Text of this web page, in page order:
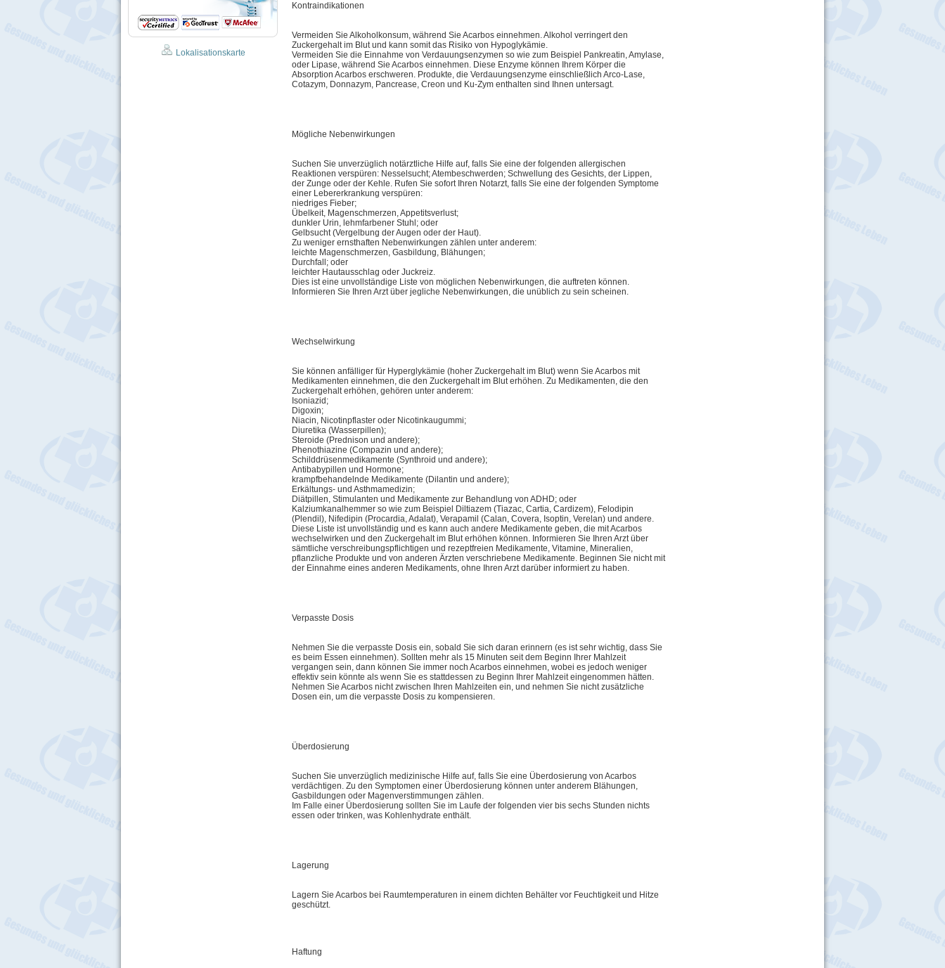
Lokalisationskarte
Kontraindikationen
Vermeiden Sie Alkoholkonsum, während Sie Acarbos einnehmen. Alkohol verringert den
Zuckergehalt im Blut und kann somit das Risiko von Hypoglykämie.
Vermeiden Sie die Einnahme von Verdauungsenzymen so wie zum Beispiel Pankreatin, Amylase,
oder Lipase, während Sie Acarbos einnehmen. Diese Enzyme können Ihrem Körper die
Absorption Acarbos erschweren. Produkte, die Verdauungsenzyme einschließlich Arco-Lase,
Cotazym, Donnazym, Pancrease, Creon und Ku-Zym enthalten sind Ihnen untersagt.
Mögliche Nebenwirkungen
Suchen Sie unverzüglich notärztliche Hilfe auf, falls Sie eine der folgenden allergischen
Reaktionen verspüren: Nesselsucht; Atembeschwerden; Schwellung des Gesichts, der Lippen,
der Zunge oder der Kehle. Rufen Sie sofort Ihren Notarzt, falls Sie eine der folgenden Symptome
einer Lebererkrankung verspüren:
niedriges Fieber;
Übelkeit, Magenschmerzen, Appetitsverlust;
dunkler Urin, lehmfarbener Stuhl; oder
Gelbsucht (Vergelbung der Augen oder der Haut).
Zu weniger ernsthaften Nebenwirkungen zählen unter anderem:
leichte Magenschmerzen, Gasbildung, Blähungen;
Durchfall; oder
leichter Hautausschlag oder Juckreiz.
Dies ist eine unvollständige Liste von möglichen Nebenwirkungen, die auftreten können.
Informieren Sie Ihren Arzt über jegliche Nebenwirkungen, die unüblich zu sein scheinen.
Wechselwirkung
Sie können anfälliger für Hyperglykämie (hoher Zuckergehalt im Blut) wenn Sie Acarbos mit
Medikamenten einnehmen, die den Zuckergehalt im Blut erhöhen. Zu Medikamenten, die den
Zuckergehalt erhöhen, gehören unter anderem:
Isoniazid;
Digoxin;
Niacin, Nicotinpflaster oder Nicotinkaugummi;
Diuretika (Wasserpillen);
Steroide (Prednison und andere);
Phenothiazine (Compazin und andere);
Schilddrüsenmedikamente (Synthroid und andere);
Antibabypillen und Hormone;
krampfbehandelnde Medikamente (Dilantin und andere);
Erkältungs- und Asthmamedizin;
Diätpillen, Stimulanten und Medikamente zur Behandlung von ADHD; oder
Kalziumkanalhemmer so wie zum Beispiel Diltiazem (Tiazac, Cartia, Cardizem), Felodipin
(Plendil), Nifedipin (Procardia, Adalat), Verapamil (Calan, Covera, Isoptin, Verelan) und andere.
Diese Liste ist unvollständig und es kann auch andere Medikamente geben, die mit Acarbos
wechselwirken und den Zuckergehalt im Blut erhöhen können. Informieren Sie Ihren Arzt über
sämtliche verschreibungspflichtigen und rezeptfreien Medikamente, Vitamine, Mineralien,
pflanzliche Produkte und von anderen Ärzten verschriebene Medikamente. Beginnen Sie nicht mit
der Einnahme eines anderen Medikaments, ohne Ihren Arzt darüber informiert zu haben.
Verpasste Dosis
Nehmen Sie die verpasste Dosis ein, sobald Sie sich daran erinnern (es ist sehr wichtig, dass Sie
es beim Essen einnehmen). Sollten mehr als 15 Minuten seit dem Beginn Ihrer Mahlzeit
vergangen sein, dann können Sie immer noch Acarbos einnehmen, wobei es jedoch weniger
effektiv sein könnte als wenn Sie es stattdessen zu Beginn Ihrer Mahlzeit eingenommen hätten.
Nehmen Sie Acarbos nicht zwischen Ihren Mahlzeiten ein, und nehmen Sie nicht zusätzliche
Dosen ein, um die verpasste Dosis zu kompensieren.
Überdosierung
Suchen Sie unverzüglich medizinische Hilfe auf, falls Sie eine Überdosierung von Acarbos
verdächtigen. Zu den Symptomen einer Überdosierung können unter anderem Blähungen,
Gasbildungen oder Magenverstimmungen zählen.
Im Falle einer Überdosierung sollten Sie im Laufe der folgenden vier bis sechs Stunden nichts
essen oder trinken, was Kohlenhydrate enthält.
Lagerung
Lagern Sie Acarbos bei Raumtemperaturen in einem dichten Behälter vor Feuchtigkeit und Hitze
geschützt.
Haftung